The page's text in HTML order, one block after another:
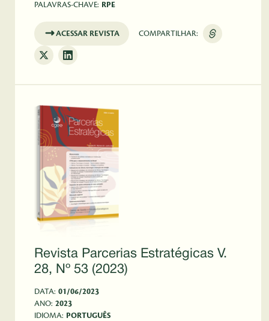
PALAVRAS-CHAVE: RPE
ACESSAR REVISTA COMPARTILHAR:
Revista Parcerias Estratégicas V.
28, Nº 53 (2023)
DATA: 01/06/2023
ANO: 2023
IDIOMA: PORTUGUÊS